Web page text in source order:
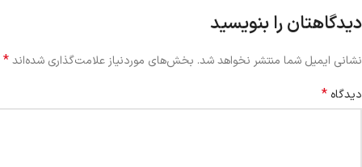
دیدگاهتان را بنویسید
نشانی ایمیل شما منتشر نخواهد شد. بخش‌های موردنیاز علامت‌گذاری شده‌اند*
دیدگاه *